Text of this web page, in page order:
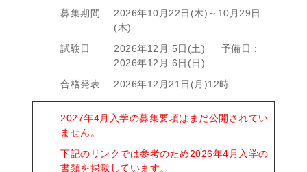
募集期間
2026年10月22日(木)～10月29日
(木)
試験日
2026年12月 5日(土) 予備日：
2026年12月 6日(日)
合格発表
2026年12月21日(月)12時
2027年4月入学の募集要項はまだ公開されてい
ません。
下記のリンクでは参考のため2026年4月入学の
書類を掲載しています。